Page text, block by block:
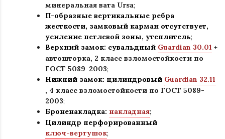
минеральная вата Ursa;
П-образные вертикальные ребра
жесткости, замковый карман отсутствует,
усиление петлевой зоны, утеплитель;
Верхний замок: сувальдный Guardian 30.01 +
автошторка, 2 класс взломостойкости по
ГОСТ 5089-2003;
Нижний замок: цилиндровый Guardian 32.11
, 4 класс взломостойкости по ГОСТ 5089-
2003;
Броненакладка: накладная;
Цилиндр перфорированный
ключ-вертушок;